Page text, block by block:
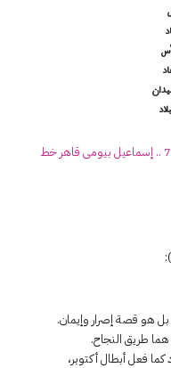
قصة عن بطل من ابطال حرب اكتوبر 73 .. إسماعيل بيومى قاهر خط
بل هو قصة إصرار وإيمان.
هما طريق النجاح.
فعل أبطال أكتوبر،